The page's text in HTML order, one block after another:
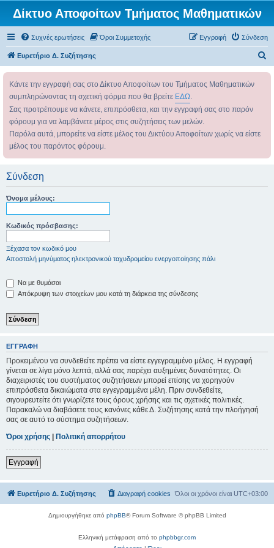
Δίκτυο Αποφοίτων Τμήματος Μαθηματικών
Συχνές ερωτήσεις Όροι Συμμετοχής Σύνδεση
Εγγραφή
Ευρετήριο Δ. Συζήτησης
σ
Κάντε την εγγραφή σας στο Δίκτυο Αποφοίτων του Τμήματος Μαθηματικών
συμπληρώνοντας τη σχετική φόρμα που θα βρείτε ΕΔΩ.
Σας προτρέπουμε να κάνετε, επιπρόσθετα, και την εγγραφή σας στο παρόν
φόρουμ για να λαμβάνετε μέρος στις συζητήσεις των μελών.
Παρόλα αυτά, μπορείτε να είστε μέλος του Δικτύου Αποφοίτων χωρίς να είστε
μέλος του παρόντος φόρουμ.
Σύνδεση
Όνομα μέλους:
Κωδικός πρόσβασης:
Ξέχασα τον κωδικό μου
Αποστολή μηνύματος ηλεκτρονικού ταχυδρομείου ενεργοποίησης πάλι
Να με θυμάσαι
Απόκρυψη των στοιχείων μου κατά τη διάρκεια της σύνδεσης
ΕΓΓΡΑΦΉ
Προκειμένου να συνδεθείτε πρέπει να είστε εγγεγραμμένο μέλος. Η εγγραφή
γίνεται σε λίγα μόνο λεπτά, αλλά σας παρέχει αυξημένες δυνατότητες. Οι
διαχειριστές του συστήματος συζητήσεων μπορεί επίσης να χορηγούν
επιπρόσθετα δικαιώματα στα εγγεγραμμένα μέλη. Πριν συνδεθείτε,
σιγουρευτείτε ότι γνωρίζετε τους όρους χρήσης και τις σχετικές πολιτικές.
Παρακαλώ να διαβάσετε τους κανόνες κάθε Δ. Συζήτησης κατά την πλοήγησή
σας σε αυτό το σύστημα συζητήσεων.
Όροι χρήσης | Πολιτική απορρήτου
Εγγραφή
Ευρετήριο Δ. Συζήτησης Όλοι οι χρόνοι είναι UTC+03:00
Διαγραφή cookies
Δημιουργήθηκε από phpBB® Forum Software © phpBB Limited
Ελληνική μετάφραση από το phpbbgr.com